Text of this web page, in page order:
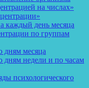
на числах»
каждый день месяца
по группам
дням месяца
дням недели и по часам
психологического